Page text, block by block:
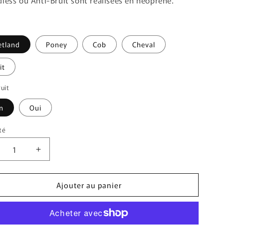
Poney Cob Cheval
Oui
Augmenter
la
quantité
Bonnet
Long
Lexington
Ajouter au panier